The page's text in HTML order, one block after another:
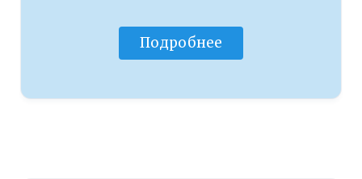
Подробнее